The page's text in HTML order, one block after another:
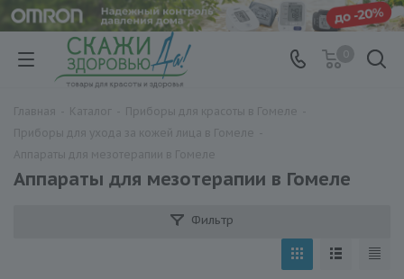
Аппараты для мезотерапии в Гомеле
Фильтр